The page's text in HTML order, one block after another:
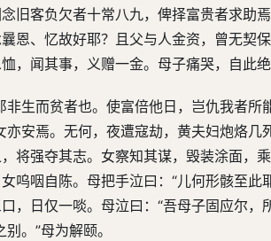
旧客负欠者十常八九，俾择富贵者求助
恩、忆故好耶？且父与人金资，曾无契
，闻其事，义赠一金。母子痛哭，自此绝
生而贫者也。使富倍他日，岂仇我者所
安焉。无何，夜遭寇劫，黄夫妇炮烙几
将强夺其志。女察知其谋，毁装涂面，
咽自陈。母把手泣曰：“儿何形骸至此
，日仅一啖。母泣曰：“吾母子固应尔，
。”母为解颐。